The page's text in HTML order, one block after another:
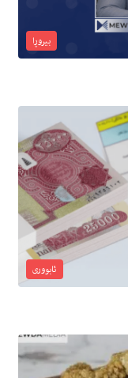
بیروڕا
ئابووری